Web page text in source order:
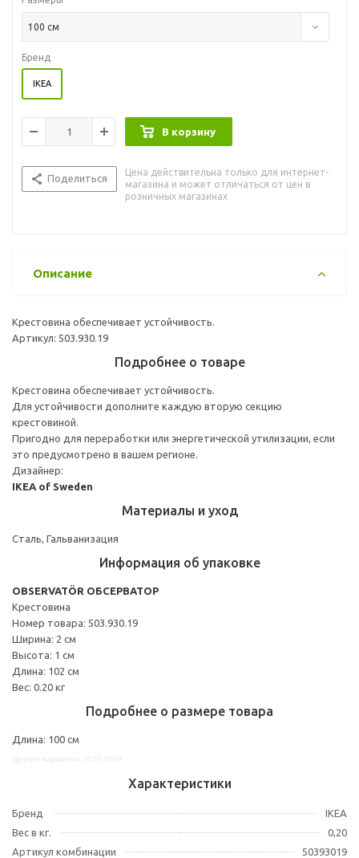
100 см
Бренд
IKEA
В корзину
Поделиться
Цена действительна только для интернет-
магазина и может отличаться от цен в
розничных магазинах
Описание
Крестовина обеспечивает устойчивость.
Артикул: 503.930.19
Подробнее о товаре
Крестовина обеспечивает устойчивость.
Для устойчивости дополните каждую вторую секцию
крестовиной.
Пригодно для переработки или энергетической утилизации, если
это предусмотрено в вашем регионе.
Дизайнер:
IKEA of Sweden
Материалы и уход
Сталь, Гальванизация
Информация об упаковке
OBSERVATÖR ОБСЕРВАТОР
Крестовина
Номер товара: 503.930.19
Ширина: 2 см
Высота: 1 см
Длина: 102 см
Вес: 0.20 кг
Подробнее о размере товара
Длина: 100 см
Характеристики
Бренд
IKEA
Вес в кг.
0,20
Артикул комбинации
50393019